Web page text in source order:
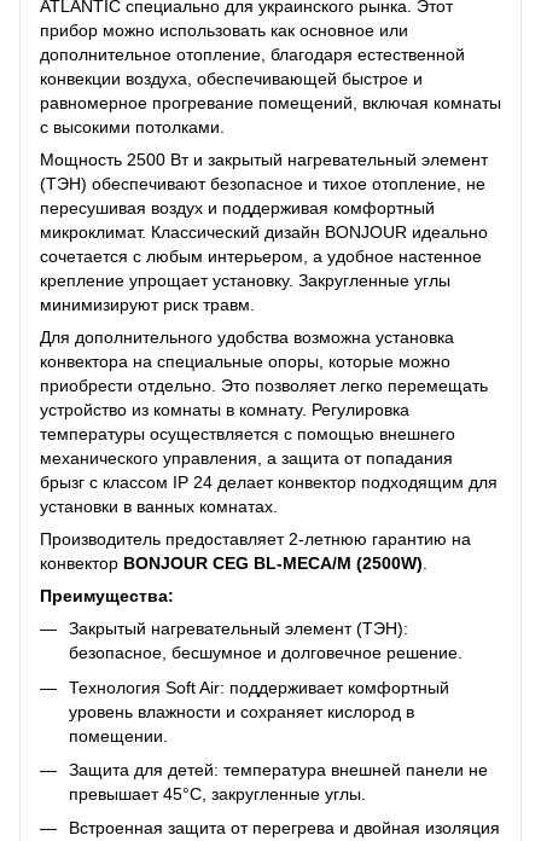
ATLANTIC специально для украинского рынка. Этот
прибор можно использовать как основное или
дополнительное отопление, благодаря естественной
конвекции воздуха, обеспечивающей быстрое и
равномерное прогревание помещений, включая комнаты
с высокими потолками.
Мощность 2500 Вт и закрытый нагревательный элемент
(ТЭН) обеспечивают безопасное и тихое отопление, не
пересушивая воздух и поддерживая комфортный
микроклимат. Классический дизайн BONJOUR идеально
сочетается с любым интерьером, а удобное настенное
крепление упрощает установку. Закругленные углы
минимизируют риск травм.
Для дополнительного удобства возможна установка
конвектора на специальные опоры, которые можно
приобрести отдельно. Это позволяет легко перемещать
устройство из комнаты в комнату. Регулировка
температуры осуществляется с помощью внешнего
механического управления, а защита от попадания
брызг с классом IP 24 делает конвектор подходящим для
установки в ванных комнатах.
Производитель предоставляет 2-летнюю гарантию на
конвектор BONJOUR CEG BL-MECA/M (2500W)
Преимущества:
Закрытый нагревательный элемент (ТЭН):
безопасное, бесшумное и долговечное решение.
Технология Soft Air: поддерживает комфортный
уровень влажности и сохраняет кислород в
помещении.
Защита для детей: температура внешней панели не
превышает 45°C, закругленные углы.
Встроенная защита от перегрева и двойная изоляция